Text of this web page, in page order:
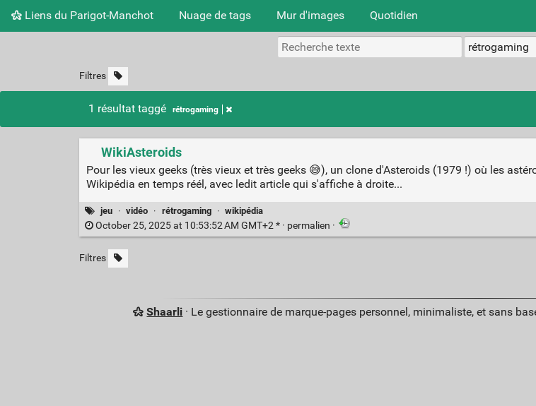
Liens du Parigot-Manchot Nuage de tags Mur d'images Quotidien
Filtres
1 résultat taggé rétrogaming
WikiAsteroids
Pour les vieux geeks (très vieux et très geeks 😅), un clone d'Asteroids (1979 !) où les
Wikipédia en temps réél, avec ledit article qui s'affiche à droite...
jeu · vidéo · rétrogaming · wikipédia
October 25, 2025 at 10:53:52 AM GMT+2 * · permalien ·
Filtres
Shaarli · Le gestionnaire de marque-pages personnel, minimaliste, et sans